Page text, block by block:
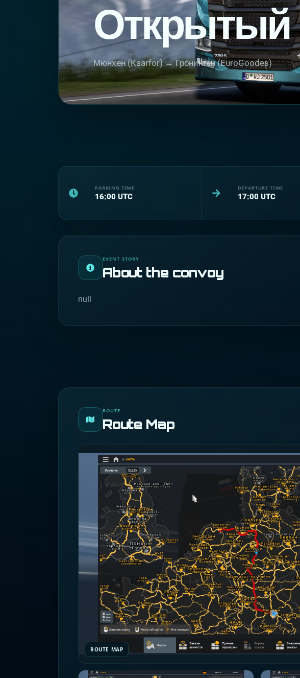
Открытый
Мюнхен (Kaarfor) → Гронинген (EuroGoodes)
PARKING TIME
16:00 UTC
DEPARTURE TIME
17:00 UTC
EVENT STORY
About the convoy
null
ROUTE
Route Map
ROUTE MAP